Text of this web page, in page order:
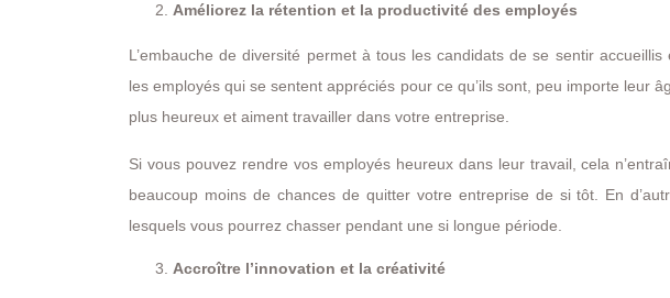
Améliorez la rétention et la productivité des employés
L’embauche de diversité permet à tous les candidats de se sentir
les employés qui se sentent appréciés pour ce qu’ils sont, peu importe leur
plus heureux et aiment travailler dans votre entreprise.
Si vous pouvez rendre vos employés heureux dans leur travail, cela
beaucoup moins de chances de quitter votre entreprise de si tôt. En
lesquels vous pourrez chasser pendant une si longue période.
Accroître l’innovation et la créativité